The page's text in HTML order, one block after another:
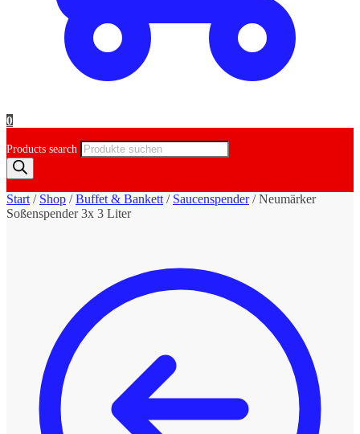
0
Products search
Start / Shop /Buffet & Bankett / Saucenspender/Neumärker
Soßenspender 3x 3 Liter